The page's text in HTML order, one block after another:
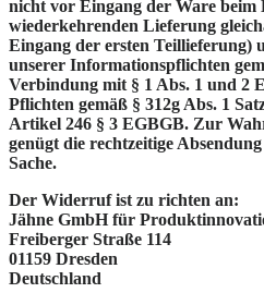
nicht vor Eingang der Ware beim
wiederkehrenden Lieferung
Eingang der ersten
unserer Informationspflichten
Verbindung mit § 1 Abs. 1 und 2
Pflichten gemäß § 312g Abs. 1
Artikel 246 § 3 EGBGB. Zur
genügt die rechtzeitige
Sache.
Der Widerruf ist zu richten an:
Jähne GmbH für
Freiberger Straße 114
01159 Dresden
Deutschland